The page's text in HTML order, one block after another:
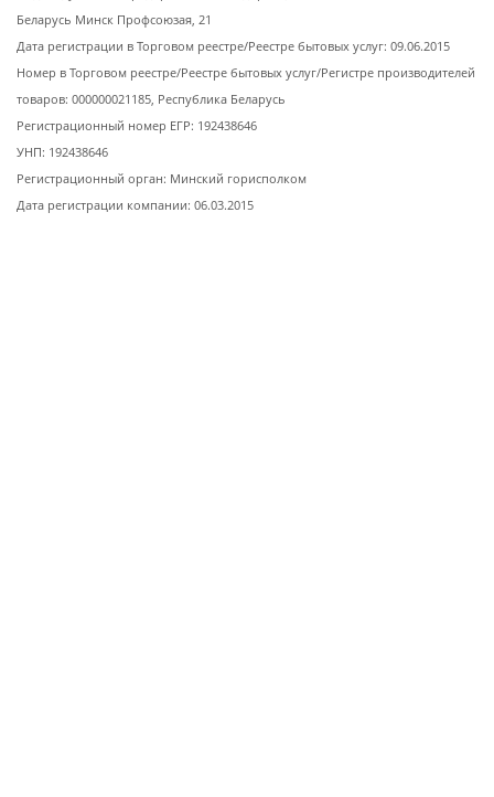
Беларусь Минск Профсоюзая, 21
Дата регистрации в Торговом реестре/Реестре бытовых услуг: 09.06.2015
Номер в Торговом реестре/Реестре бытовых услуг/Регистре производителей
товаров: 000000021185, Республика Беларусь
Регистрационный номер ЕГР: 192438646
УНП: 192438646
Регистрационный орган: Минский горисполком
Дата регистрации компании: 06.03.2015